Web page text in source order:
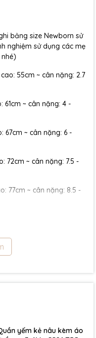
bảng size Newborn sử
nghiệm sử dụng các mẹ
55cm ~ cân nặng: 2.7
61cm ~ cân nặng: 4 -
67cm ~ cân nặng: 6 -
72cm ~ cân nặng: 7.5 -
77cm ~ cân nặng: 8.5 -
86cm ~ cân nặng: 11.5 -
- 114cm ~ cân nặng: 17
yếm kẻ nâu kèm áo